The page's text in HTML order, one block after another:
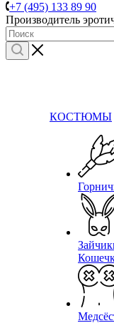
+7 (495) 133 89 90
Производитель
КОСТЮМЫ